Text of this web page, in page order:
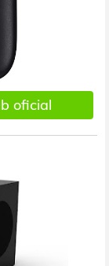
oficial